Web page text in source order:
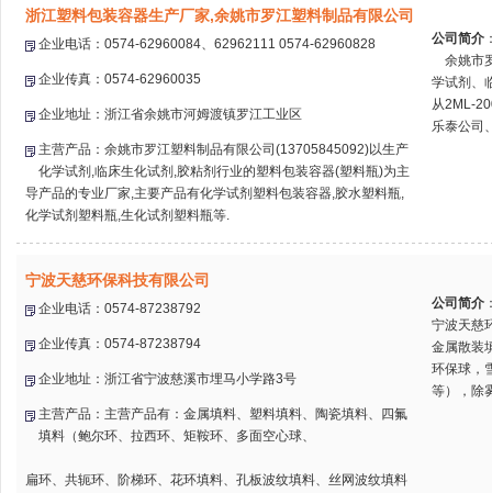
浙江塑料包装容器生产厂家,余姚市罗江塑料制品有限公司
企业电话：0574-62960084、62962111 0574-62960828
企业传真：0574-62960035
企业地址：浙江省余姚市河姆渡镇罗江工业区
主营产品：余姚市罗江塑料制品有限公司(13705845092)以生产
化学试剂,临床生化试剂,胶粘剂行业的塑料包装容器(塑料瓶)为主
导产品的专业厂家,主要产品有化学试剂塑料包装容器,胶水塑料瓶,
化学试剂塑料瓶,生化试剂塑料瓶等.
公司简介
余姚市
学试剂、
从2ML-
乐泰公司
宁波天慈环保科技有限公司
企业电话：0574-87238792
企业传真：0574-87238794
企业地址：浙江省宁波慈溪市埋马小学路3号
主营产品：主营产品有：金属填料、塑料填料、陶瓷填料、四氟
填料（鲍尔环、拉西环、矩鞍环、多面空心球、
扁环、共轭环、阶梯环、花环填料、孔板波纹填料、丝网波纹填料
公司简介
宁波天慈
金属散装
环保球，
等），除